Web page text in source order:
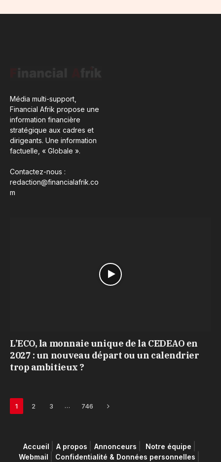
Média multi-support,
Financial Afrik propose une
information financière
stratégique aux cadres et
dirigeants. Une information
factuelle, « Globale ».
Contactez-nous :
redaction@financialafrik.co
m
L’ECO, la monnaie unique de la CEDEAO en
2027 : un nouveau départ ou un calendrier
trop ambitieux ?
1 2 3 … 746 Next
Accueil A propos Annonceurs
Notre équipe
Webmail
Confidentialité & Données personnelles